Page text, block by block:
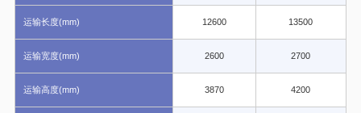
运输长度(mm) 12600 13500
运输宽度(mm) 2600 2700
运输高度(mm) 3870 4200